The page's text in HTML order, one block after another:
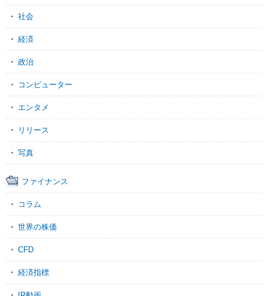
社会
経済
政治
コンピューター
エンタメ
リリース
写真
ファイナンス
コラム
世界の株価
CFD
経済指標